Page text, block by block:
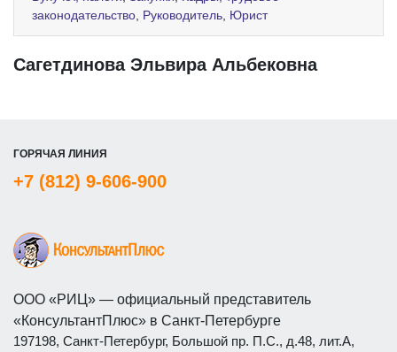
законодательство Руководитель Юрист
Сагетдинова Эльвира Альбековна
ГОРЯЧАЯ ЛИНИЯ
+7 (812) 9-606-900
ООО «РИЦ» — официальный представитель
«КонсультантПлюс» в Санкт-Петербурге
197198, Санкт-Петербург, Большой пр. П.С., д.48, лит.А,